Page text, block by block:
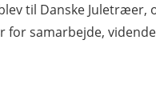
til Danske Juletræer,
for samarbejde,